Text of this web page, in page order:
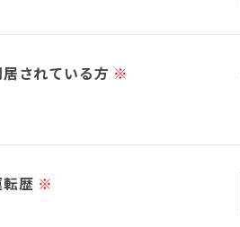
居されている方 ※
歴 ※